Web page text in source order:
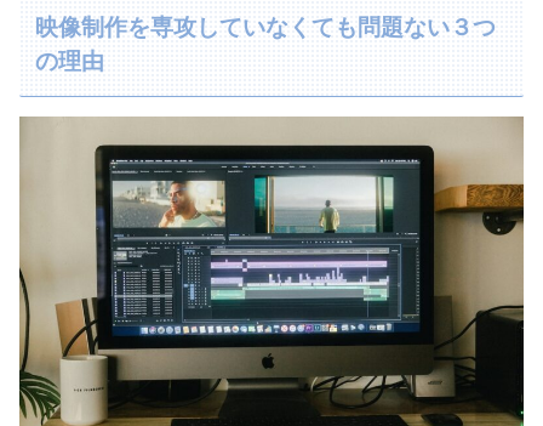
映像制作を専攻していなくても問題ない３つ
の理由